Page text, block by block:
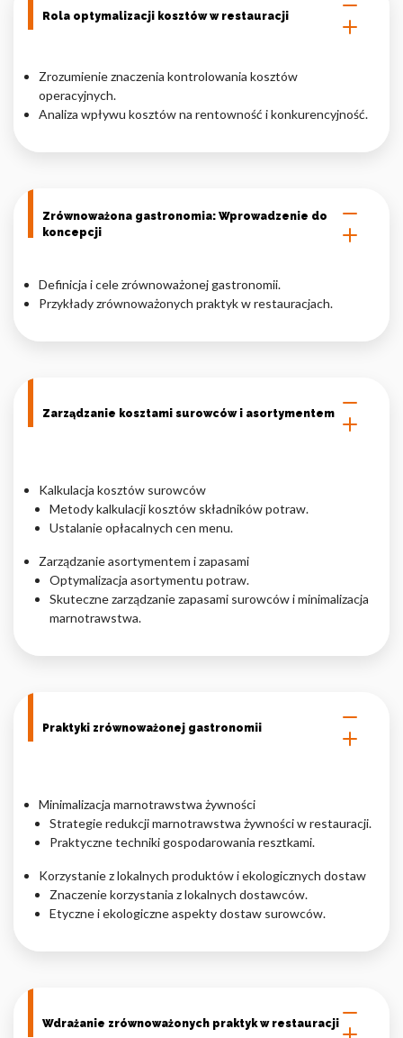
Rola optymalizacji kosztów w restauracji
Zrozumienie znaczenia kontrolowania kosztów
operacyjnych.
Analiza wpływu kosztów na rentowność i konkurencyjność.
Zrównoważona gastronomia: Wprowadzenie do
koncepcji
Definicja i cele zrównoważonej gastronomii.
Przykłady zrównoważonych praktyk w restauracjach.
Zarządzanie kosztami surowców i asortymentem
Kalkulacja kosztów surowców
Metody kalkulacji kosztów składników potraw.
Ustalanie opłacalnych cen menu.
Zarządzanie asortymentem i zapasami
Optymalizacja asortymentu potraw.
Skuteczne zarządzanie zapasami surowców i minimalizacja
marnotrawstwa.
Praktyki zrównoważonej gastronomii
Minimalizacja marnotrawstwa żywności
Strategie redukcji marnotrawstwa żywności w restauracji.
Praktyczne techniki gospodarowania resztkami.
Korzystanie z lokalnych produktów i ekologicznych dostaw
Znaczenie korzystania z lokalnych dostawców.
Etyczne i ekologiczne aspekty dostaw surowców.
Wdrażanie zrównoważonych praktyk w restauracji
Nieklasyfikowane pliki cookie, to pliki, które są w procesie